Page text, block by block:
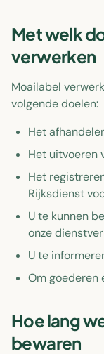
Met welk
verwerken
Moailabel
volgende doelen:
Het
Het uitvoeren
Het
Rijksdienst
U te kunnen
onze
U te
Om goederen
Hoe lang
bewaren